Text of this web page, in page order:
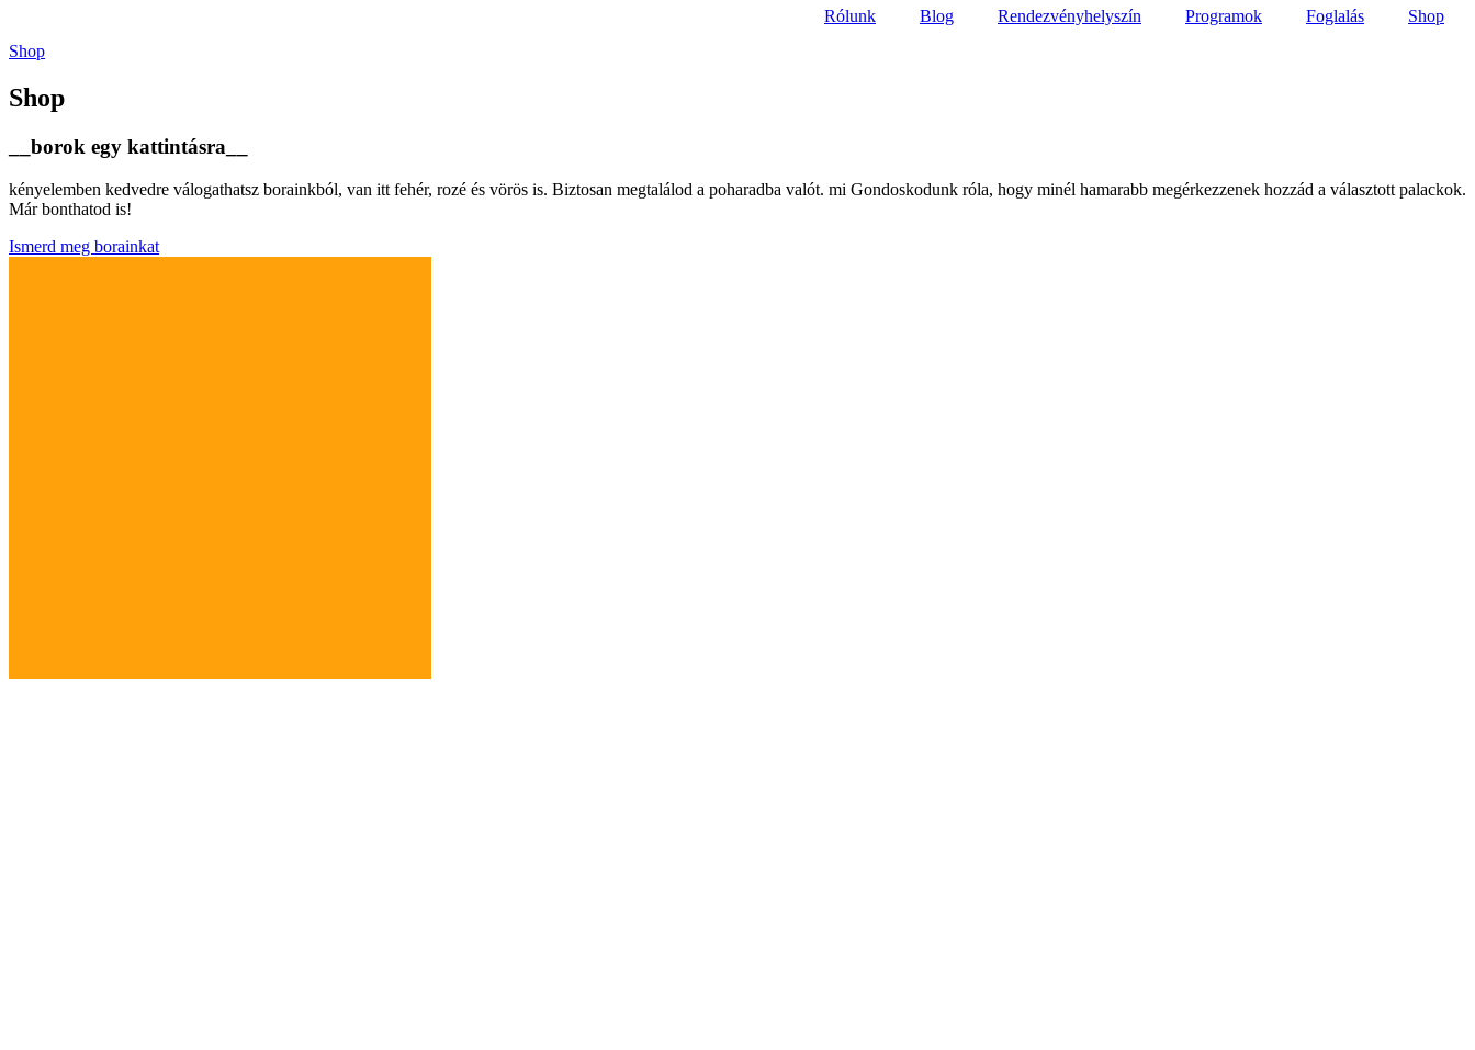
Rólunk
Blog Rendezvényhelyszín Programok Foglalás
Shop
Shop
Shop
__borok egy kattintásra__
kényelemben kedvedre válogathatsz borainkból, van itt fehér, rozé és vörös is. Biztosan megtalálod a poharadba valót. mi Gondoskodunk róla, hogy minél hamarabb megérkezzenek hozzád a választott palackok.
Már bonthatod is!
Ismerd meg borainkat